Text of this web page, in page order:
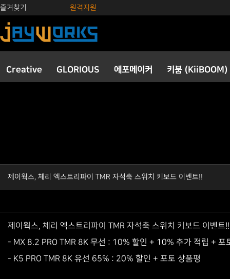
즐겨찾기 원격지원
Creative GLORIOUS 에포메이커 키붐 (KiiBOOM)
제이웍스, 체리 엑스트리파이 TMR 자석축 스위치 키보드 이벤트!!
제이웍스, 체리 엑스트리파이 TMR 자석축 스위치 키보드 이벤트!!
- MX 8.2 PRO TMR 8K 무선 : 10% 할인 + 10% 추가 적립 + 포
- K5 PRO TMR 8K 유선 65% : 20% 할인 + 포토 상품평